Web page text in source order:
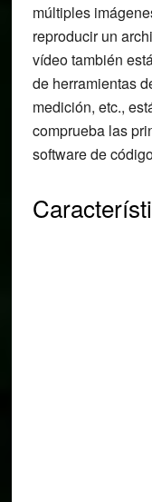
múltiples
reproducir un
vídeo también
de herramientas
medición, etc.,
comprueba las
software de